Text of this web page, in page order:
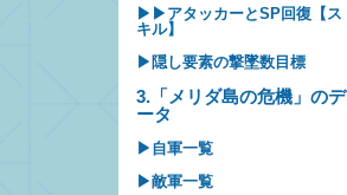
▶▶アタッカーとSP回復【ス
キル】
▶隠し要素の撃墜数目標
3.「メリダ島の危機」のデ
ータ
▶自軍一覧
▶敵軍一覧